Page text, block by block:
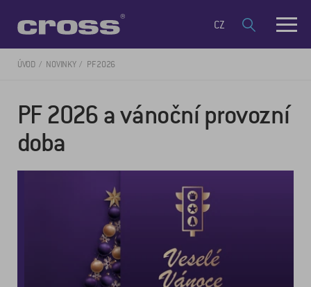
CZ
ÚVOD NOVINKY PF 2026
PF 2026 a vánoční provozní
doba